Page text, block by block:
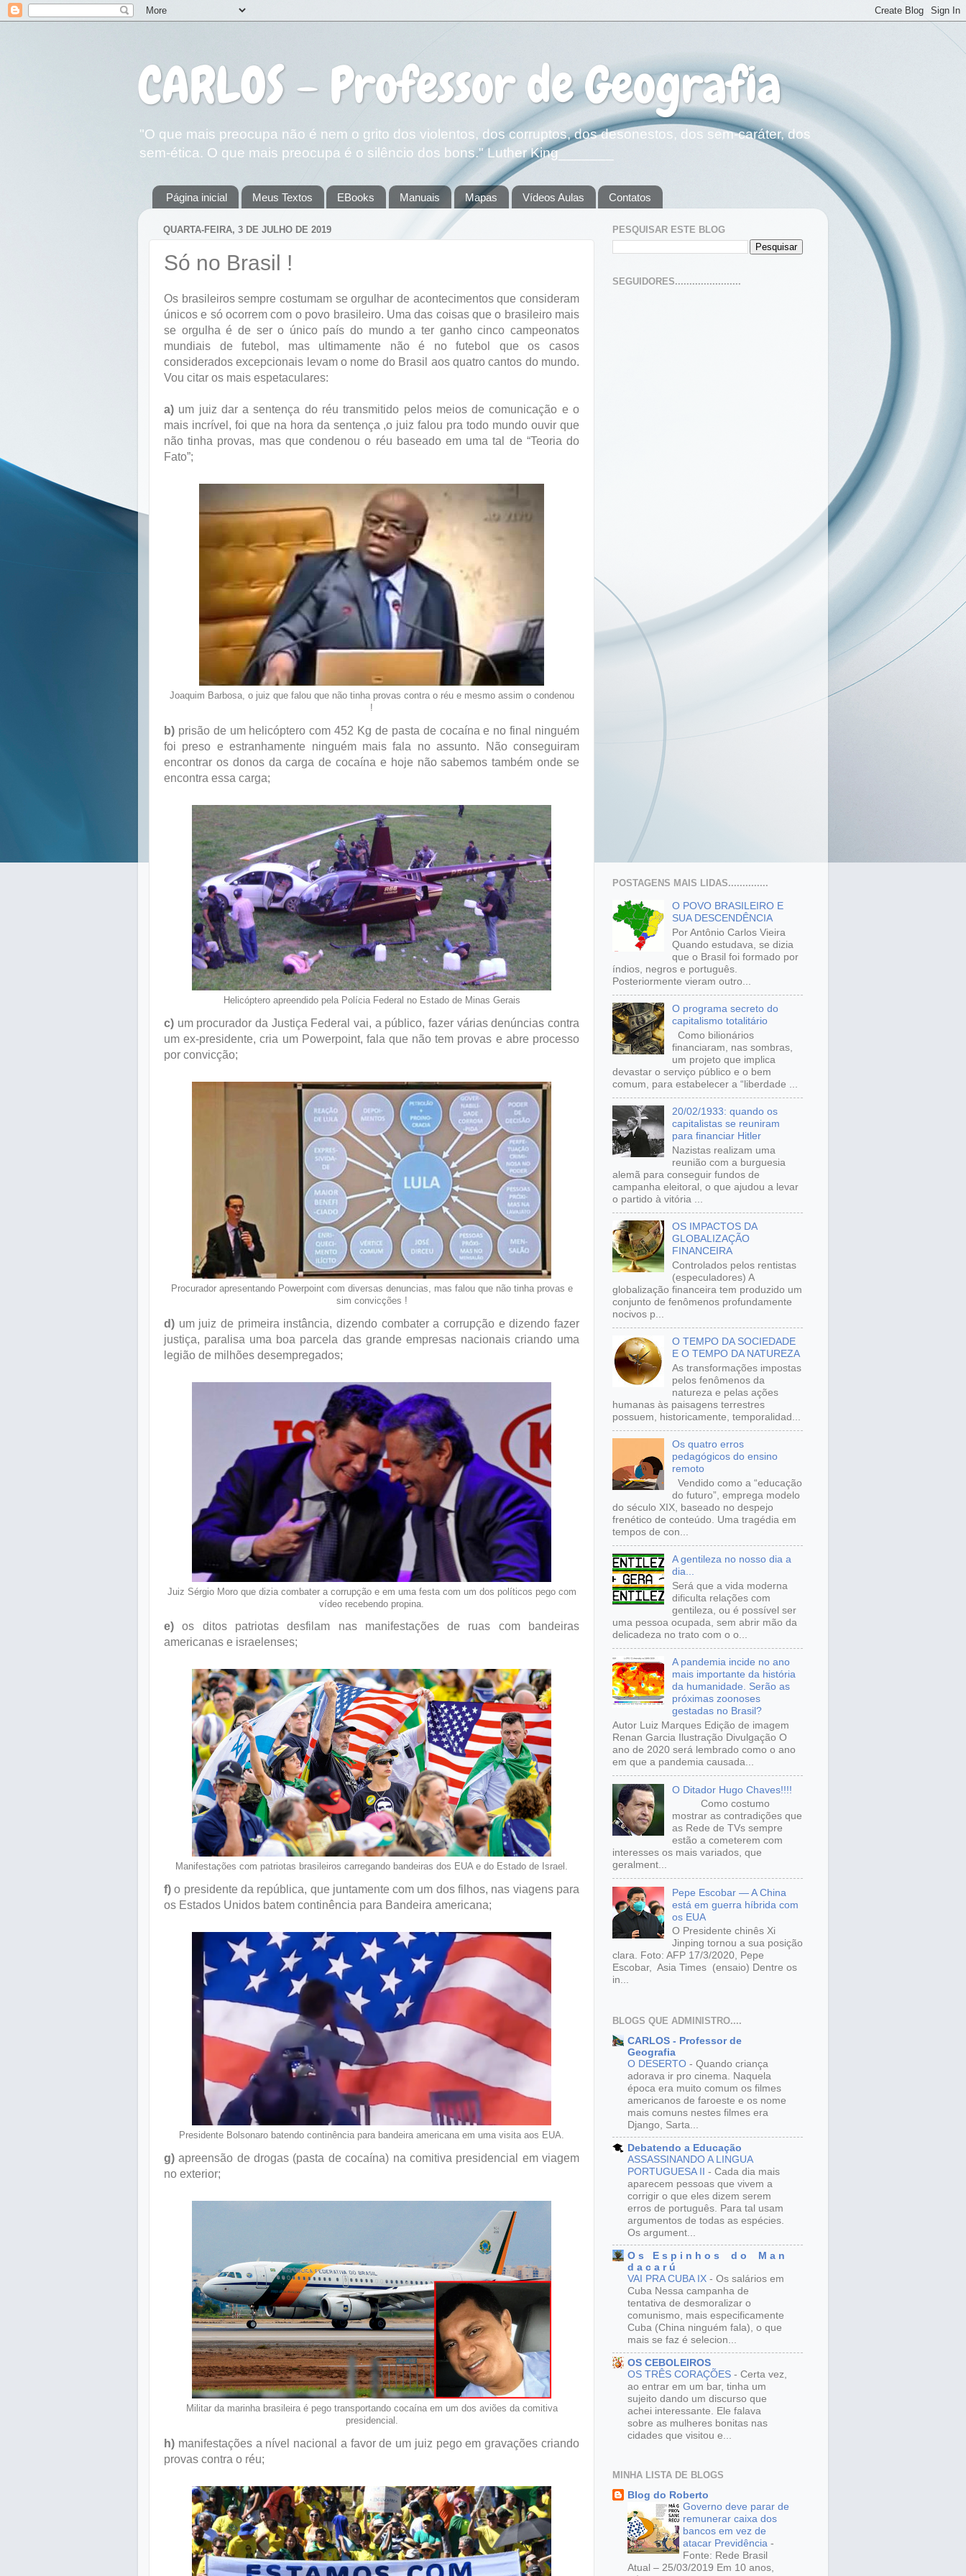
CARLOS - Professor de Geografia
"O que mais preocupa não é nem o grito dos violentos, dos corruptos, dos desonestos, dos sem-caráter, dos
sem-ética. O que mais preocupa é o silêncio dos bons." Luther King_______
Página inicial Meus Textos EBooks Manuais Mapas Vídeos Aulas Contatos
QUARTA-FEIRA, 3 DE JULHO DE 2019
Só no Brasil !
Os brasileiros sempre costumam se orgulhar de acontecimentos que consideram
únicos e só ocorrem com o povo brasileiro. Uma das coisas que o brasileiro mais
se orgulha é de ser o único país do mundo a ter ganho cinco campeonatos
mundiais de futebol, mas ultimamente não é no futebol que os casos
considerados excepcionais levam o nome do Brasil aos quatro cantos do mundo.
Vou citar os mais espetaculares:
a) um juiz dar a sentença do réu transmitido pelos meios de comunicação e o
mais incrível, foi que na hora da sentença ,o juiz falou pra todo mundo ouvir que
não tinha provas, mas que condenou o réu baseado em uma tal de “Teoria do
Fato”;
Joaquim Barbosa, o juiz que falou que não tinha provas contra o réu e mesmo assim o condenou
!
b) prisão de um helicóptero com 452 Kg de pasta de cocaína e no final ninguém
foi preso e estranhamente ninguém mais fala no assunto. Não conseguiram
encontrar os donos da carga de cocaína e hoje não sabemos também onde se
encontra essa carga;
Helicóptero apreendido pela Polícia Federal no Estado de Minas Gerais
c) um procurador da Justiça Federal vai, a público, fazer várias denúncias contra
um ex-presidente, cria um Powerpoint, fala que não tem provas e abre processo
por convicção;
Procurador apresentando Powerpoint com diversas denuncias, mas falou que não tinha provas e
sim convicções !
d) um juiz de primeira instância, dizendo combater a corrupção e dizendo fazer
justiça, paralisa uma boa parcela das grande empresas nacionais criando uma
legião de milhões desempregados;
Juiz Sérgio Moro que dizia combater a corrupção e em uma festa com um dos políticos pego com
vídeo recebendo propina.
e) os ditos patriotas desfilam nas manifestações de ruas com bandeiras
americanas e israelenses;
Manifestações com patriotas brasileiros carregando bandeiras dos EUA e do Estado de Israel.
f) o presidente da república, que juntamente com um dos filhos, nas viagens para
os Estados Unidos batem continência para Bandeira americana;
Presidente Bolsonaro batendo continência para bandeira americana em uma visita aos EUA.
g) apreensão de drogas (pasta de cocaína) na comitiva presidencial em viagem
no exterior;
Militar da marinha brasileira é pego transportando cocaína em um dos aviões da comitiva
presidencial.
h) manifestações a nível nacional a favor de um juiz pego em gravações criando
provas contra o réu;
PESQUISAR ESTE BLOG
SEGUIDORES.......................
POSTAGENS MAIS LIDAS..............
O POVO BRASILEIRO E
SUA DESCENDÊNCIA
Por Antônio Carlos Vieira
Quando estudava, se dizia
que o Brasil foi formado por
índios, negros e português.
Posteriormente vieram outro...
O programa secreto do
capitalismo totalitário
Como bilionários
financiaram, nas sombras,
um projeto que implica
devastar o serviço público e o bem
comum, para estabelecer a “liberdade ...
20/02/1933: quando os
capitalistas se reuniram
para financiar Hitler
Nazistas realizam uma
reunião com a burguesia
alemã para conseguir fundos de
campanha eleitoral, o que ajudou a levar
o partido à vitória ...
OS IMPACTOS DA
GLOBALIZAÇÃO
FINANCEIRA
Controlados pelos rentistas
(especuladores) A
globalização financeira tem produzido um
conjunto de fenômenos profundamente
nocivos p...
O TEMPO DA SOCIEDADE
E O TEMPO DA NATUREZA
As transformações impostas
pelos fenômenos da
natureza e pelas ações
humanas às paisagens terrestres
possuem, historicamente, temporalidad...
Os quatro erros
pedagógicos do ensino
remoto
Vendido como a “educação
do futuro”, emprega modelo
do século XIX, baseado no despejo
frenético de conteúdo. Uma tragédia em
tempos de con...
A gentileza no nosso dia a
dia...
Será que a vida moderna
dificulta relações com
gentileza, ou é possível ser
uma pessoa ocupada, sem abrir mão da
delicadeza no trato com o o...
A pandemia incide no ano
mais importante da história
da humanidade. Serão as
próximas zoonoses
gestadas no Brasil?
Autor Luiz Marques Edição de imagem
Renan Garcia Ilustração Divulgação O
ano de 2020 será lembrado como o ano
em que a pandemia causada...
O Ditador Hugo Chaves!!!!
Como costumo
mostrar as contradições que
as Rede de TVs sempre
estão a cometerem com
interesses os mais variados, que
geralment...
Pepe Escobar — A China
está em guerra híbrida com
os EUA
O Presidente chinês Xi
Jinping tornou a sua posição
clara. Foto: AFP 17/3/2020, Pepe
Escobar, Asia Times (ensaio) Dentre os
in...
BLOGS QUE ADMINISTRO....
CARLOS - Professor de
Geografia
O DESERTO - Quando criança
adorava ir pro cinema. Naquela
época era muito comum os filmes
americanos de faroeste e os nome
mais comuns nestes filmes era
Django, Sarta...
Debatendo a Educação
ASSASSINANDO A LINGUA
PORTUGUESA II - Cada dia mais
aparecem pessoas que vivem a
corrigir o que eles dizem serem
erros de português. Para tal usam
argumentos de todas as espécies.
Os argument...
O s E s p i n h o s d o M a n
d a c a r ú
VAI PRA CUBA IX - Os salários em
Cuba Nessa campanha de
tentativa de desmoralizar o
comunismo, mais especificamente
Cuba (China ninguém fala), o que
mais se faz é selecion...
OS CEBOLEIROS
OS TRÊS CORAÇÕES - Certa vez,
ao entrar em um bar, tinha um
sujeito dando um discurso que
achei interessante. Ele falava
sobre as mulheres bonitas nas
cidades que visitou e...
MINHA LISTA DE BLOGS
Blog do Roberto
Governo deve parar de
remunerar caixa dos
bancos em vez de
atacar Previdência -
Fonte: Rede Brasil
Atual – 25/03/2019 Em 10 anos,